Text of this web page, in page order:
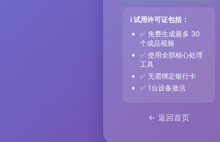
ℹ️ 试用许可证包括：
✅ 免费生成最多 30
个成品视频
✅ 使用全部核心处理
工具
✅ 无需绑定银行卡
✅ 1台设备激活
← 返回首页